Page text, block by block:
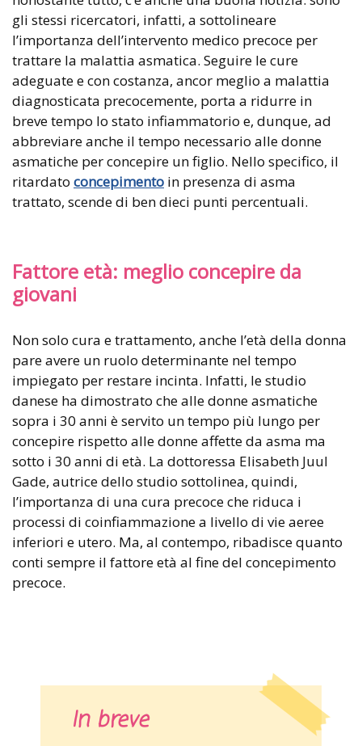
gli stessi ricercatori, infatti, a sottolineare
l’importanza dell’intervento medico precoce per
trattare la malattia asmatica. Seguire le cure
adeguate e con costanza, ancor meglio a malattia
diagnosticata precocemente, porta a ridurre in
breve tempo lo stato infiammatorio e, dunque, ad
abbreviare anche il tempo necessario alle donne
asmatiche per concepire un figlio. Nello specifico, il
ritardato concepimento in presenza di asma
trattato, scende di ben dieci punti percentuali.
Fattore età: meglio concepire da
giovani
Non solo cura e trattamento, anche l’età della donna
pare avere un ruolo determinante nel tempo
impiegato per restare incinta. Infatti, le studio
danese ha dimostrato che alle donne asmatiche
sopra i 30 anni è servito un tempo più lungo per
concepire rispetto alle donne affette da asma ma
sotto i 30 anni di età. La dottoressa Elisabeth Juul
Gade, autrice dello studio sottolinea, quindi,
l’importanza di una cura precoce che riduca i
processi di coinfiammazione a livello di vie aeree
inferiori e utero. Ma, al contempo, ribadisce quanto
conti sempre il fattore età al fine del concepimento
precoce.
In breve